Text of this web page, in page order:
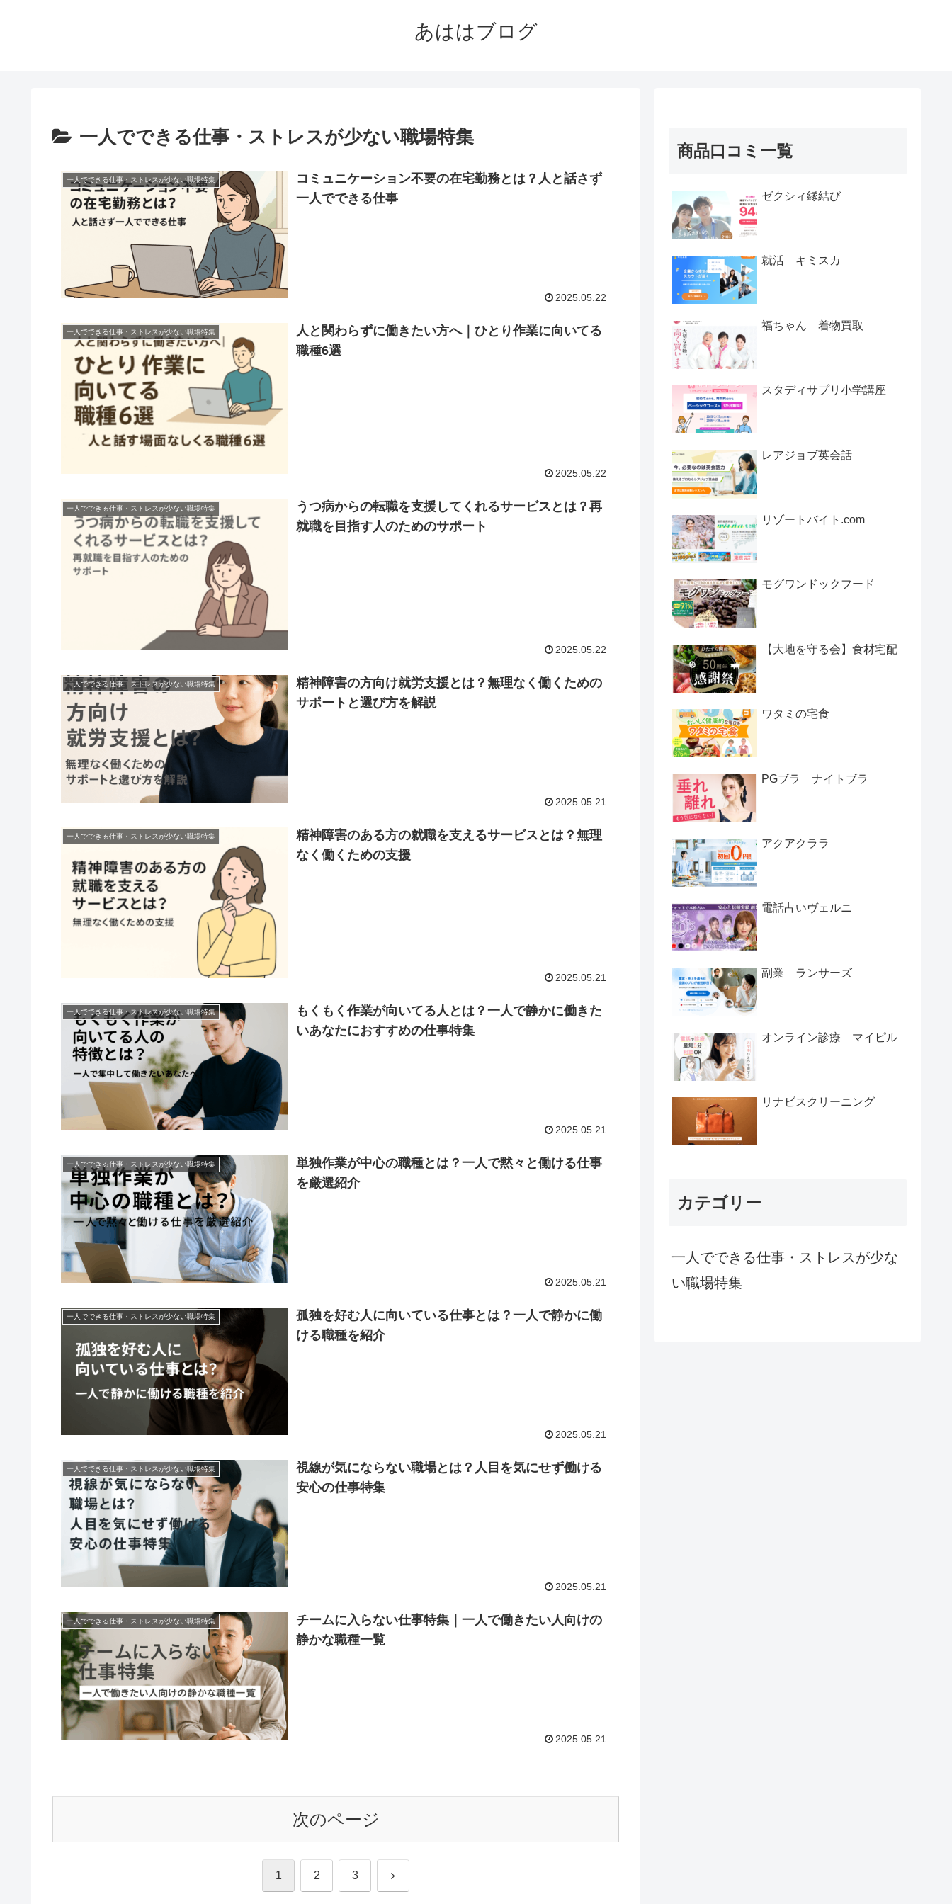
あははブログ
一人でできる仕事・ストレスが少ない職場特集
一人でできる仕事・ストレスが少ない職場特集
コミュニケーション不要の在宅勤務とは？人と話さず
一人でできる仕事
2025.05.22
一人でできる仕事・ストレスが少ない職場特集
人と関わらずに働きたい方へ｜ひとり作業に向いてる
職種6選
2025.05.22
一人でできる仕事・ストレスが少ない職場特集
うつ病からの転職を支援してくれるサービスとは？再
就職を目指す人のためのサポート
2025.05.22
一人でできる仕事・ストレスが少ない職場特集
精神障害の方向け就労支援とは？無理なく働くための
サポートと選び方を解説
2025.05.21
一人でできる仕事・ストレスが少ない職場特集
精神障害のある方の就職を支えるサービスとは？無理
なく働くための支援
2025.05.21
一人でできる仕事・ストレスが少ない職場特集
もくもく作業が向いてる人とは？一人で静かに働きた
いあなたにおすすめの仕事特集
2025.05.21
一人でできる仕事・ストレスが少ない職場特集
単独作業が中心の職種とは？一人で黙々と働ける仕事
を厳選紹介
2025.05.21
一人でできる仕事・ストレスが少ない職場特集
孤独を好む人に向いている仕事とは？一人で静かに働
ける職種を紹介
2025.05.21
一人でできる仕事・ストレスが少ない職場特集
視線が気にならない職場とは？人目を気にせず働ける
安心の仕事特集
2025.05.21
一人でできる仕事・ストレスが少ない職場特集
チームに入らない仕事特集｜一人で働きたい人向けの
静かな職種一覧
2025.05.21
次のページ
1 2 3 次
商品口コミ一覧
ゼクシィ縁結び
就活 キミスカ
福ちゃん 着物買取
スタディサプリ小学講座
レアジョブ英会話
リゾートバイト.com
モグワンドックフード
【大地を守る会】食材宅配
ワタミの宅食
PGブラ ナイトブラ
アクアクララ
電話占いヴェルニ
副業 ランサーズ
オンライン診療 マイピル
リナビスクリーニング
カテゴリー
一人でできる仕事・ストレスが少な
い職場特集